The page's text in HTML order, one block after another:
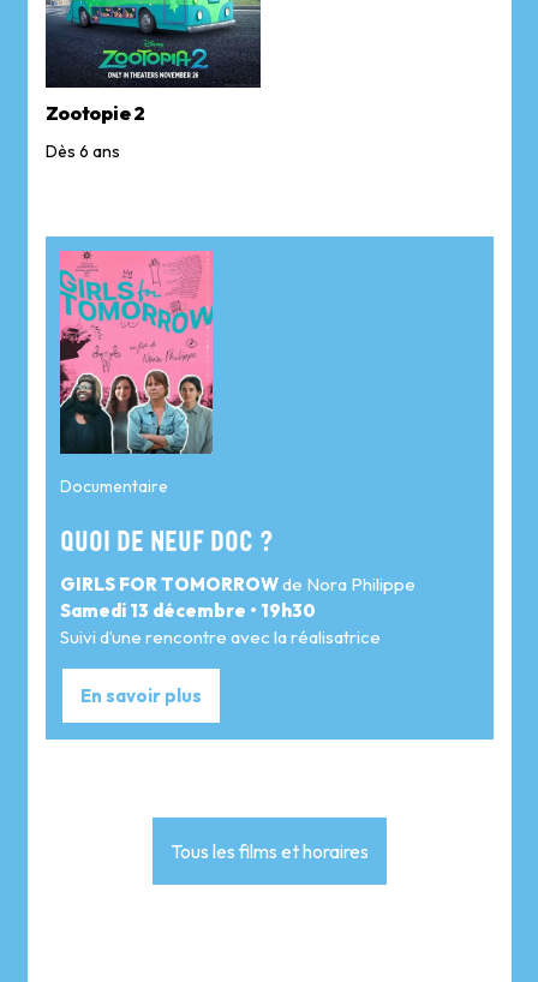
Zootopie 2
Dès 6 ans
Documentaire
QUOI DE NEUF DOC ?
GIRLS FOR TOMORROWde Nora Philippe
Samedi 13 décembre • 19h30
Suivi d’une rencontre avec la réalisatrice
En savoir plus
Tous les films et horaires